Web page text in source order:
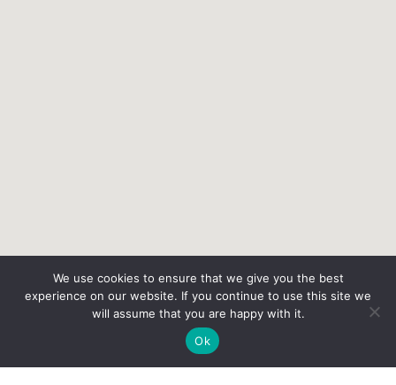
We use cookies to ensure that we give you the best
experience on our website. If you continue to use this site we
will assume that you are happy with it.
Ok